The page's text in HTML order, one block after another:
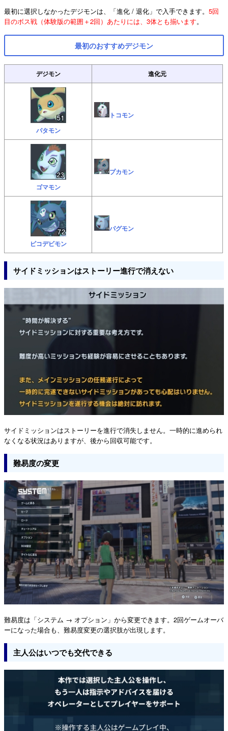
最初に選択しなかったデジモンは、「進化 / 退化」で入手できます。 5回
目のボス戦（体験版の範囲＋2回）あたりには、3体とも揃います。
最初のおすすめデジモン
デジモン 進化元
パタモン
トコモン
ゴマモン
プカモン
ピコデビモン
パグモン
サイドミッションはストーリー進行で消えない
サイドミッションはストーリーを進行で消失しません。一時的に進められ
なくなる状況はありますが、後から回収可能です。
難易度の変更
難易度は「システム → オプション」から変更できます。2回ゲームオーバ
ーになった場合も、難易度変更の選択肢が出現します。
主人公はいつでも交代できる